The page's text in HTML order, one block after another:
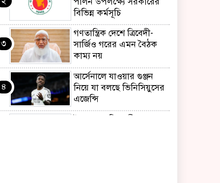
বিভিন্ন কর্মসূচি
৩
গণতান্ত্রিক দেশে ত্রিবেদী-
সার্জিও গরের এমন বৈঠক
কাম্য নয়
৪
আর্সেনালে যাওয়ার গুঞ্জন
নিয়ে যা বলছে ভিনিসিয়ুসের
এজেন্সি